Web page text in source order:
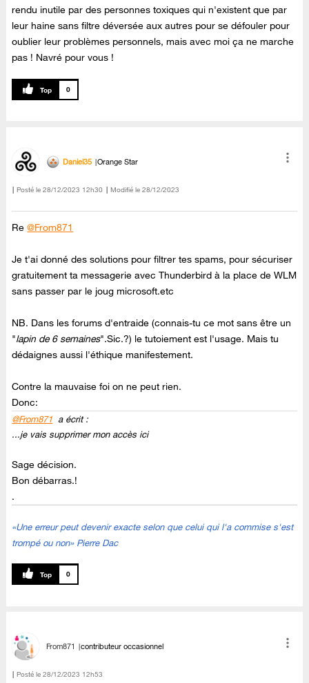
rendu inutile par des personnes toxiques qui n'existent que par
leur haine sans filtre déversée aux autres pour se défouler pour
oublier leur problèmes personnels, mais avec moi ça ne marche
pas ! Navré pour vous !
0
Daniel35 Orange Star
Posté le ‎28/12/2023 12h30 Modifié le 28/12/2023
Re@From871
Je t'ai donné des solutions pour filtrer tes spams, pour sécuriser
gratuitement ta messagerie avec Thunderbird à la place de WLM
sans passer par le joug microsoft.etc
NB. Dans les forums d'entraide (connais-tu ce mot sans être un
"lapin de 6 semaines".Sic.?) le tutoiement est l'usage. Mais tu
dédaignes aussi l'éthique manifestement.
Contre la mauvaise foi on ne peut rien.
Donc:
@From871 a écrit :
...je vais supprimer mon accès ici
Sage décision.
Bon débarras.!
.
«Une erreur peut devenir exacte selon que celui qui l'a commise s'est
trompé ou non» Pierre Dac
0
From871 contributeur occasionnel
Posté le ‎28/12/2023 12h53